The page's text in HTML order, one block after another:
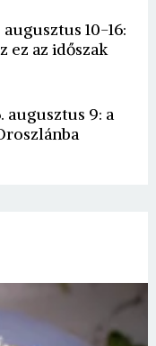
10-16:
ez az időszak
augusztus 9: a